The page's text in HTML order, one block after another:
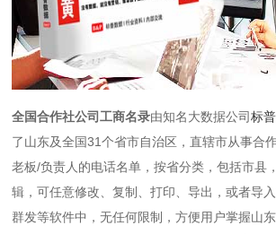
全国合作社公司工商名录由知名大数据公司标
了山东及全国31个省市自治区，直辖市从事合
老板/负责人的电话名单，按省分类，包括市县
辑，可任意修改、复制、打印、导出，或者导
群发等软件中，无任何限制，方便用户掌握山